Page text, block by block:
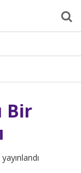
İletişim
Bir